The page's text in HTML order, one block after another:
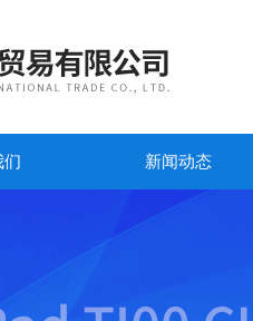
们 新闻动态